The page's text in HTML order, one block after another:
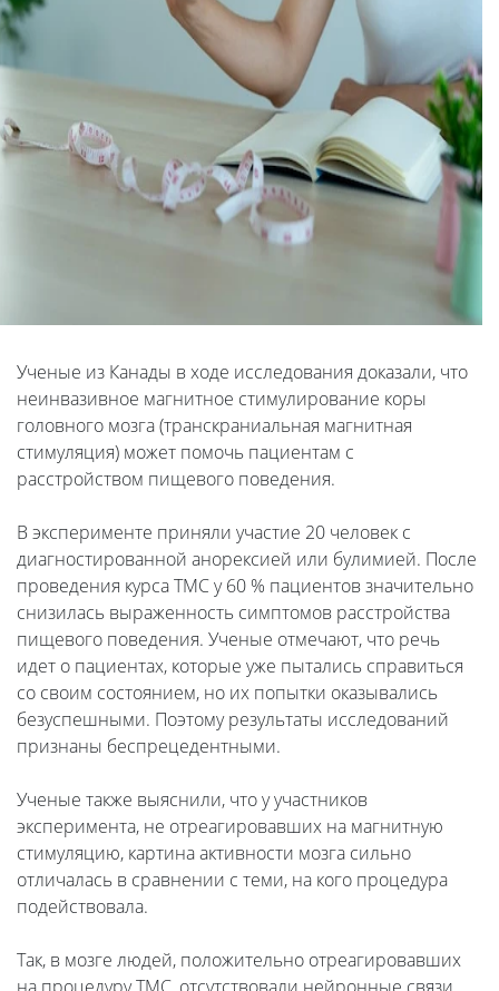
Ученые из Канады в ходе исследования доказали, что
неинвазивное магнитное стимулирование коры
головного мозга (транскраниальная магнитная
стимуляция) может помочь пациентам с
расстройством пищевого поведения.
В эксперименте приняли участие 20 человек с
диагностированной анорексией или булимией. После
проведения курса ТМС у 60 % пациентов значительно
снизилась выраженность симптомов расстройства
пищевого поведения. Ученые отмечают, что речь
идет о пациентах, которые уже пытались справиться
со своим состоянием, но их попытки оказывались
безуспешными. Поэтому результаты исследований
признаны беспрецедентными.
Ученые также выяснили, что у участников
эксперимента, не отреагировавших на магнитную
стимуляцию, картина активности мозга сильно
отличалась в сравнении с теми, на кого процедура
подействовала.
Так, в мозге людей, положительно отреагировавших